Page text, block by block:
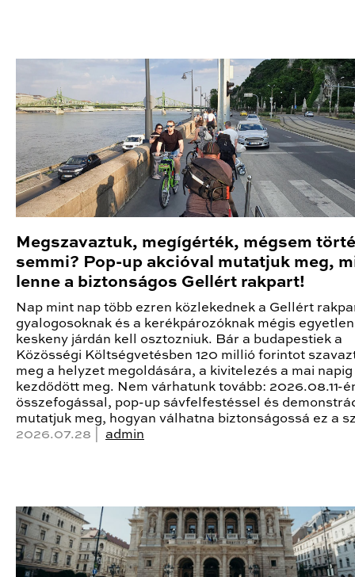
Megszavaztuk, megígérték, mégsem
semmi? Pop-up akcióval mutatjuk meg,
lenne a biztonságos Gellért rakpart!
Nap mint nap több ezren közlekednek a Gellért
gyalogosoknak és a kerékpározóknak mégis egyetlen
keskeny járdán kell osztozniuk. Bár a budapestiek a
Közösségi Költségvetésben 120 millió forintot
meg a helyzet megoldására, a kivitelezés a mai napig
kezdődött meg. Nem várhatunk tovább: 2026.08.11-
összefogással, pop-up sávfelfestéssel és
mutatjuk meg, hogyan válhatna biztonságossá ez a
2026.07.28 | admin